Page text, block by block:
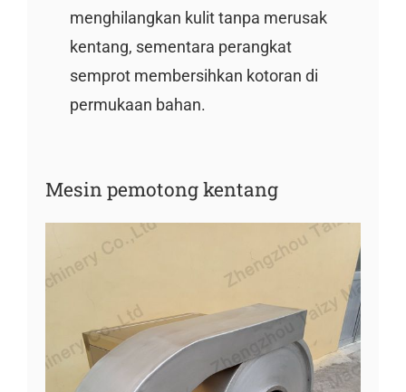
menghilangkan kulit tanpa merusak
kentang, sementara perangkat
semprot membersihkan kotoran di
permukaan bahan.
Mesin pemotong kentang